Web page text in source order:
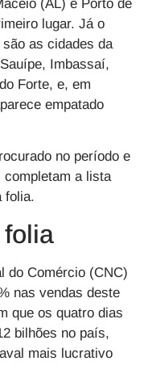
(AL) e Porto de
lugar. Já o
as cidades da
Imbassaí,
Forte, e, em
empatado
no período e
completam a lista
folia.
do Comércio (CNC)
nas vendas deste
que os quatro dias
bilhões no país,
mais lucrativo